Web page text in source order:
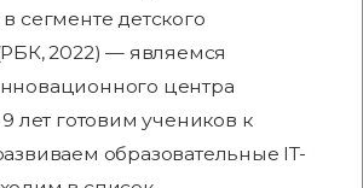
сегменте детского
2022) — являемся
центра
лет готовим учеников к
образовательные IT-